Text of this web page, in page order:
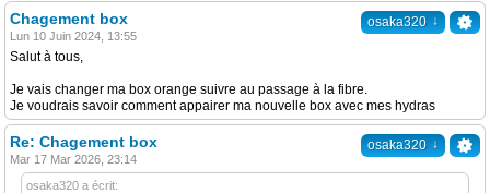
osaka320 ↓
Chagement box
Lun 10 Juin 2024, 13:55
Salut à tous,
Je vais changer ma box orange suivre au passage à la fibre.
Je voudrais savoir comment appairer ma nouvelle box avec mes hydras
osaka320 ↓
Re: Chagement box
Mar 17 Mar 2026, 23:14
osaka320 a écrit: